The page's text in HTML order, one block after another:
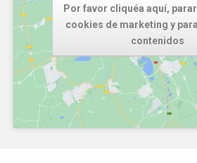
Por favor cliquéa aquí,
cookies de marketing y
contenidos